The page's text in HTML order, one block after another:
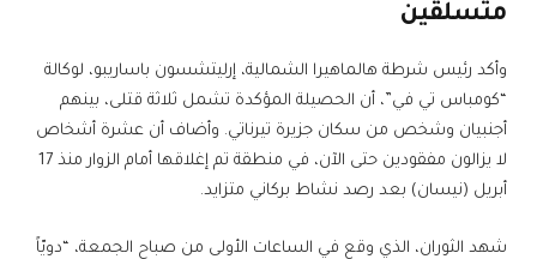
متسلّقين
وأكد رئيس شرطة هالماهيرا الشمالية، إرليتشسون باساريبو، لوكالة
“كومباس تي في”، أن الحصيلة المؤكدة تشمل ثلاثة قتلى، بينهم
أجنبيان وشخص من سكان جزيرة تيرناتي. وأضاف أن عشرة أشخاص
لا يزالون مفقودين حتى الآن، في منطقة تم إغلاقها أمام الزوار منذ 17
أبريل (نيسان) بعد رصد نشاط بركاني متزايد.
شهد الثوران، الذي وقع في الساعات الأولى من صباح الجمعة، “دويّاً